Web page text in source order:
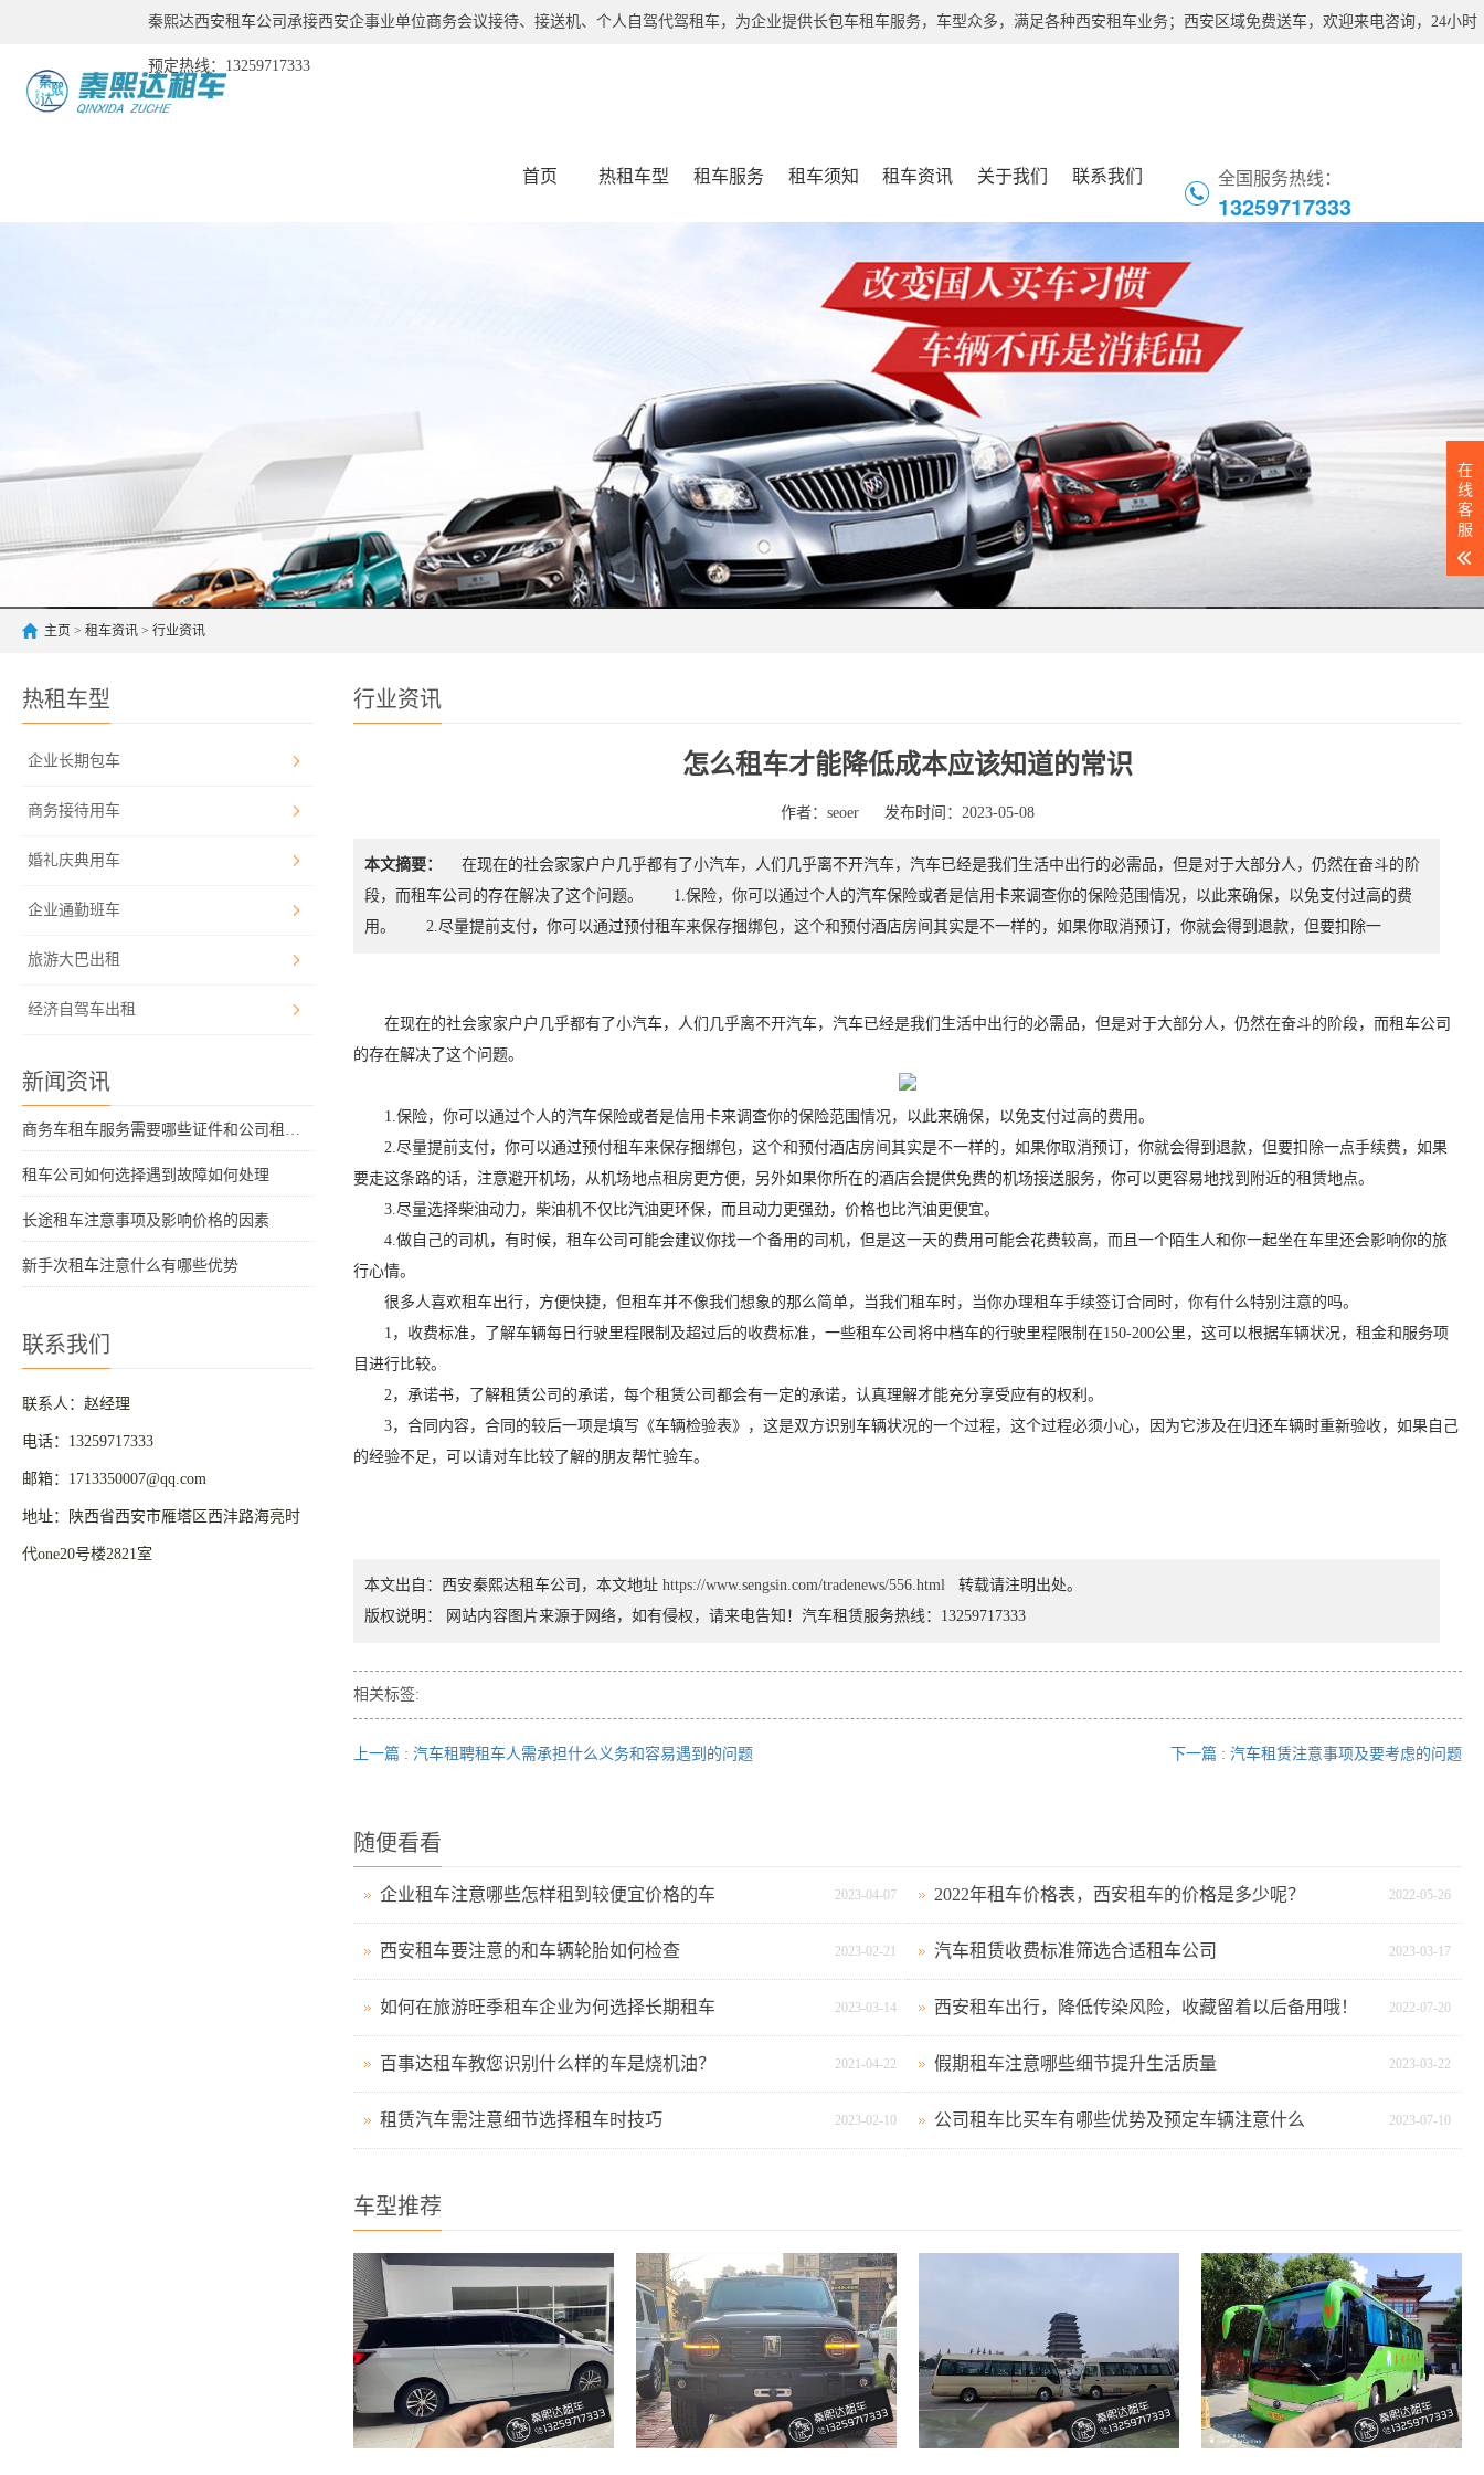
秦熙达西安租车公司承接西安企事业单位商务会议接待、接送机、个人自驾代驾租车，为企业提供长包车租车服务，车型众多，满足各种西安租车业务；西安区域免费送车，欢迎来电咨询，24小时
预定热线：13259717333
全国服务热线：
13259717333
首页 热租车型 租车服务 租车须知 租车资讯 关于我们 联系我们
主页 >租车资讯 >行业资讯
热租车型
企业长期包车
商务接待用车
婚礼庆典用车
企业通勤班车
旅游大巴出租
经济自驾车出租
新闻资讯
商务车租车服务需要哪些证件和公司租车要素
租车公司如何选择遇到故障如何处理
长途租车注意事项及影响价格的因素
新手次租车注意什么有哪些优势
联系我们
联系人：赵经理
电话：13259717333
邮箱：1713350007@qq.com
地址：陕西省西安市雁塔区西沣路海亮时
代one20号楼2821室
行业资讯
怎么租车才能降低成本应该知道的常识
作者：seoer 发布时间：2023-05-08
本文摘要：
在现在的社会家家户户几乎都有了小汽车，人们几乎离不开汽车，汽车已经是我们生活中出行的必需品，但是对于大部分人，仍然在奋斗的阶
段，而租车公司的存在解决了这个问题。 1.保险，你可以通过个人的汽车保险或者是信用卡来调查你的保险范围情况，以此来确保，以免支付过高的费
用。 2.尽量提前支付，你可以通过预付租车来保存捆绑包，这个和预付酒店房间其实是不一样的，如果你取消预订，你就会得到退款，但要扣除一
在现在的社会家家户户几乎都有了小汽车，人们几乎离不开汽车，汽车已经是我们生活中出行的必需品，但是对于大部分人，仍然在奋斗的阶段，而租车公司
的存在解决了这个问题。
1.保险，你可以通过个人的汽车保险或者是信用卡来调查你的保险范围情况，以此来确保，以免支付过高的费用。
2.尽量提前支付，你可以通过预付租车来保存捆绑包，这个和预付酒店房间其实是不一样的，如果你取消预订，你就会得到退款，但要扣除一点手续费，如果
要走这条路的话，注意避开机场，从机场地点租房更方便，另外如果你所在的酒店会提供免费的机场接送服务，你可以更容易地找到附近的租赁地点。
3.尽量选择柴油动力，柴油机不仅比汽油更环保，而且动力更强劲，价格也比汽油更便宜。
4.做自己的司机，有时候，租车公司可能会建议你找一个备用的司机，但是这一天的费用可能会花费较高，而且一个陌生人和你一起坐在车里还会影响你的旅
行心情。
很多人喜欢租车出行，方便快捷，但租车并不像我们想象的那么简单，当我们租车时，当你办理租车手续签订合同时，你有什么特别注意的吗。
1，收费标准，了解车辆每日行驶里程限制及超过后的收费标准，一些租车公司将中档车的行驶里程限制在150-200公里，这可以根据车辆状况，租金和服务项
目进行比较。
2，承诺书，了解租赁公司的承诺，每个租赁公司都会有一定的承诺，认真理解才能充分享受应有的权利。
3，合同内容，合同的较后一项是填写《车辆检验表》，这是双方识别车辆状况的一个过程，这个过程必须小心，因为它涉及在归还车辆时重新验收，如果自己
的经验不足，可以请对车比较了解的朋友帮忙验车。
本文出自：西安秦熙达租车公司，本文地址https://www.sengsin.com/tradenews/556.html 转载请注明出处。
版权说明： 网站内容图片来源于网络，如有侵权，请来电告知！汽车租赁服务热线：13259717333
相关标签:
上一篇 : 汽车租聘租车人需承担什么义务和容易遇到的问题 下一篇 : 汽车租赁注意事项及要考虑的问题
随便看看
2023-04-07
企业租车注意哪些怎样租到较便宜价格的车 2022-05-26
2022年租车价格表，西安租车的价格是多少呢？
2023-02-21
西安租车要注意的和车辆轮胎如何检查 2023-03-17
汽车租赁收费标准筛选合适租车公司
2023-03-14
如何在旅游旺季租车企业为何选择长期租车 2022-07-20
西安租车出行，降低传染风险，收藏留着以后备用哦！
2021-04-22
百事达租车教您识别什么样的车是烧机油？ 2023-03-22
假期租车注意哪些细节提升生活质量
2023-02-10
租赁汽车需注意细节选择租车时技巧 2023-07-10
公司租车比买车有哪些优势及预定车辆注意什么
车型推荐
在
线
客
服